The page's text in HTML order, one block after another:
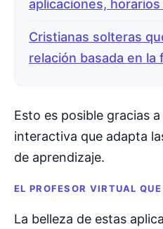
aplicaciones,
Cristianas solteras
relación basada en la
Esto es posible gracias
interactiva que adapta
de aprendizaje.
EL PROFESOR VIRTUAL
La belleza de estas